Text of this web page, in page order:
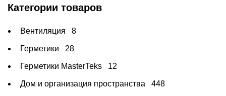
Категории товаров
Вентиляция 8
Герметики 28
Герметики MasterTeks 12
Дом и организация пространства 448